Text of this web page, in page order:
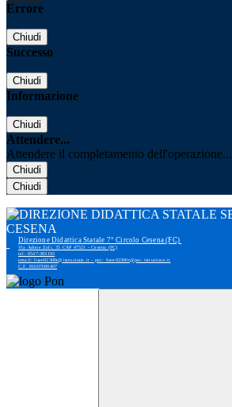
Errore
Chiudi
Successo
Chiudi
Informazione
Chiudi
Attendere...
Attendere il completamento dell'operazione...
Chiudi
Chiudi
Direzione Didattica Statale 7° Circolo Cesena (FC)
Via Adone Zoli, 35 CAP 47521 - Cesena (FC)
tel: 0547-383193
email: foee02300r@istruzione.it - pec: foee02300r@pec.istruzione.it
C.F. 81007690407